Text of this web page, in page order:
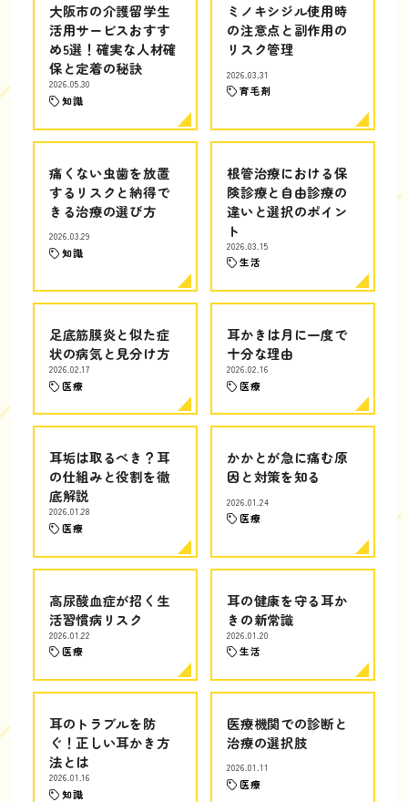
大阪市の介護留学生
活用サービスおすす
め5選！確実な人材確
保と定着の秘訣
2026.05.30
知識
ミノキシジル使用時
の注意点と副作用の
リスク管理
2026.03.31
育毛剤
痛くない虫歯を放置
するリスクと納得で
きる治療の選び方
2026.03.29
知識
根管治療における保
険診療と自由診療の
違いと選択のポイン
ト
2026.03.15
生活
足底筋膜炎と似た症
状の病気と見分け方
2026.02.17
医療
耳かきは月に一度で
十分な理由
2026.02.16
医療
耳垢は取るべき？耳
の仕組みと役割を徹
底解説
2026.01.28
医療
かかとが急に痛む原
因と対策を知る
2026.01.24
医療
高尿酸血症が招く生
活習慣病リスク
2026.01.22
医療
耳の健康を守る耳か
きの新常識
2026.01.20
生活
耳のトラブルを防
ぐ！正しい耳かき方
法とは
2026.01.16
知識
医療機関での診断と
治療の選択肢
2026.01.11
医療